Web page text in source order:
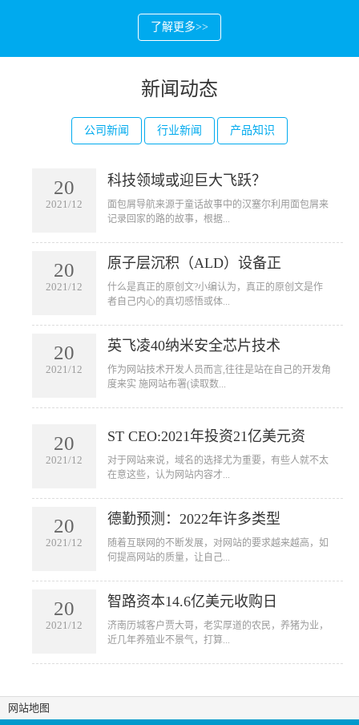
了解更多>>
新闻动态
公司新闻 行业新闻 产品知识
20
2021/12
科技领域或迎巨大飞跃？
​面包屑导航来源于童话故事中的汉塞尔利用面包屑来
记录回家的路的故事，根据...
20
2021/12
原子层沉积（ALD）设备正
​什么是真正的原创文?小编认为，真正的原创文是作
者自己内心的真切感悟或体...
20
2021/12
英飞凌40纳米安全芯片技术
​作为网站技术开发人员而言,往往是站在自己的开发角
度来实 施网站布署(读取数...
20
2021/12
ST CEO:2021年投资21亿美元资
​对于网站来说，域名的选择尤为重要，有些人就不太
在意这些，认为网站内容才...
20
2021/12
德勤预测：2022年许多类型
​随着互联网的不断发展，对网站的要求越来越高，如
何提高网站的质量，让自己...
20
2021/12
智路资本14.6亿美元收购日
​济南历城客户贾大哥，老实厚道的农民，养猪为业，
近几年养殖业不景气，打算...
网站地图